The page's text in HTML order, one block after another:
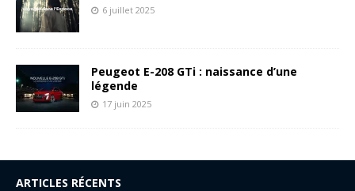
6 juillet 2025
Peugeot E-208 GTi : naissance d’une
légende
17 juin 2025
ARTICLES RÉCENTS